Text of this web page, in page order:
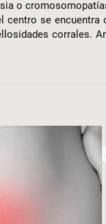
o
se encuentra
corrales.